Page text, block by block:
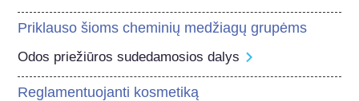
Priklauso šioms cheminių medžiagų grupėms
Odos priežiūros sudedamosios dalys
Reglamentuojanti kosmetiką